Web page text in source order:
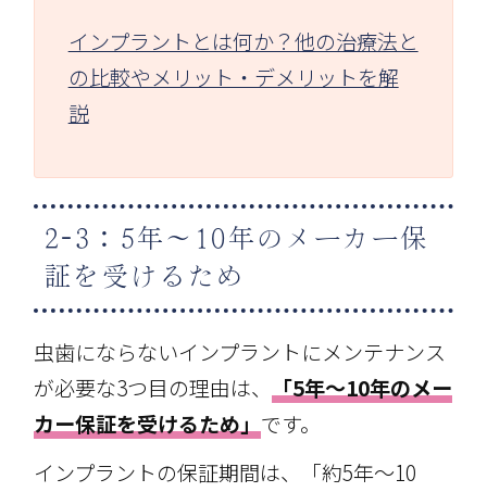
インプラントとは何か？他の治療法と
の比較やメリット・デメリットを解
説
2-3：5年～10年のメーカー保
証を受けるため
虫歯にならないインプラントにメンテナンス
が必要な3つ目の理由は、「5年～10年のメー
カー保証を受けるため」です。
インプラントの保証期間は、「約5年～10